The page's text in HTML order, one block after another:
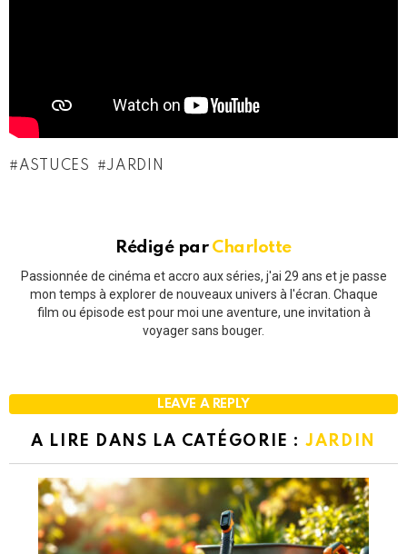
ASTUCES JARDIN
Rédigé par Charlotte
Passionnée de cinéma et accro aux séries, j'ai 29 ans et je passe
mon temps à explorer de nouveaux univers à l'écran. Chaque
film ou épisode est pour moi une aventure, une invitation à
voyager sans bouger.
LEAVE A REPLY
A LIRE DANS LA CATÉGORIE :JARDIN